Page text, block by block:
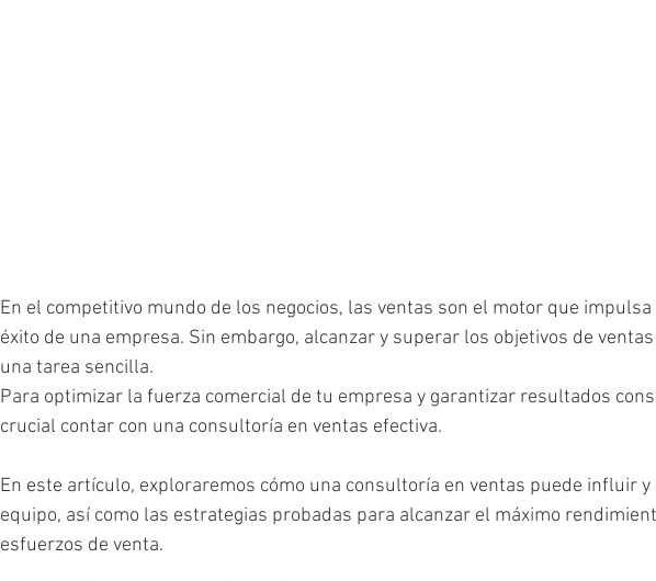
En el competitivo mundo de los negocios, las ventas son el motor que
éxito de una empresa. Sin embargo, alcanzar y superar los objetivos de
una tarea sencilla.
Para optimizar la fuerza comercial de tu empresa y garantizar resultados
crucial contar con una consultoría en ventas efectiva.
En este artículo, exploraremos cómo una consultoría en ventas puede influir y
equipo, así como las estrategias probadas para alcanzar el máximo
esfuerzos de venta.